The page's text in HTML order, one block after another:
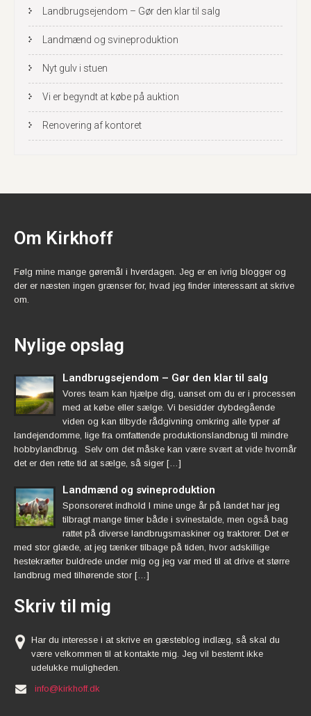
Landbrugsejendom – Gør den klar til salg
Landmænd og svineproduktion
Nyt gulv i stuen
Vi er begyndt at købe på auktion
Renovering af kontoret
Om Kirkhoff
Følg mine mange gøremål i hverdagen. Jeg er en ivrig blogger og
der er næsten ingen grænser for, hvad jeg finder interessant at skrive
om.
Nylige opslag
Landbrugsejendom – Gør den klar til salg
Vores team kan hjælpe dig, uanset om du er i processen
med at købe eller sælge. Vi besidder dybdegående
viden og kan tilbyde rådgivning omkring alle typer af
landejendomme, lige fra omfattende produktionslandbrug til mindre
hobbylandbrug. Selv om det måske kan være svært at vide hvornår
det er den rette tid at sælge, så siger […]
Landmænd og svineproduktion
Sponsoreret indhold I mine unge år på landet har jeg
tilbragt mange timer både i svinestalde, men også bag
rattet på diverse landbrugsmaskiner og traktorer. Det er
med stor glæde, at jeg tænker tilbage på tiden, hvor adskillige
hestekræfter buldrede under mig og jeg var med til at drive et større
landbrug med tilhørende stor […]
Skriv til mig
Har du interesse i at skrive en gæsteblog indlæg, så skal du
være velkommen til at kontakte mig. Jeg vil bestemt ikke
udelukke muligheden.
info@kirkhoff.dk